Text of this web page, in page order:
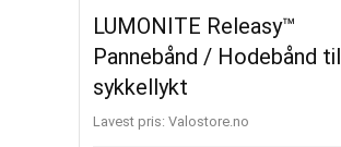
LUMONITE Releasy™
Pannebånd / Hodebånd til
sykkellykt
Lavest pris: valostore.no